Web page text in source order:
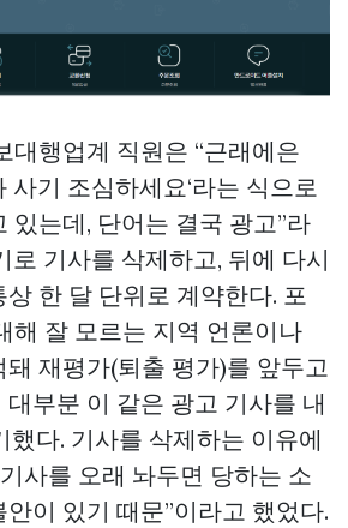
대행업계 직원은 “근래에은
사기 조심하세요‘라는 식으로
있는데, 단어는 결국 광고”라
로 기사를 삭제하고, 뒤에 다시
한 달 단위로 계약한다. 포
해 잘 모르는 지역 언론이나
재평가(퇴출 평가)를 앞두고
부분 이 같은 광고 기사를 내
했다. 기사를 삭제하는 이유에
사를 오래 놔두면 당하는 소
이 있기 때문”이라고 했었다.